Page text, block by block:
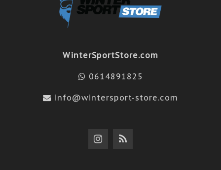
WinterSportStore.com
0614891825
info@wintersport-store.com